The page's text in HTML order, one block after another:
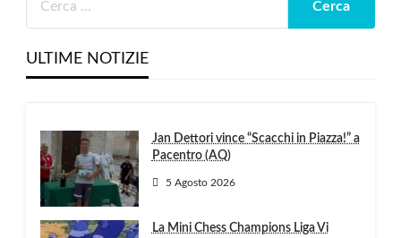
ULTIME NOTIZIE
Jan Dettori vince “Scacchi in Piazza!” a
Pacentro (AQ)
5 Agosto 2026
La Mini Chess Champions Liga Vi